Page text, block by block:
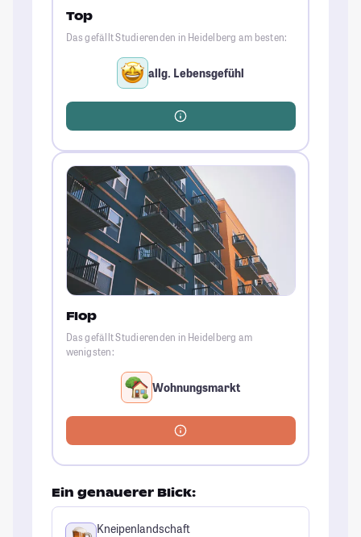
Top
Das gefällt Studierenden in Heidelberg am besten:
allg. Lebensgefühl
Flop
Das gefällt Studierenden in Heidelberg am
wenigsten:
Wohnungsmarkt
Ein genauerer Blick:
Kneipenlandschaft